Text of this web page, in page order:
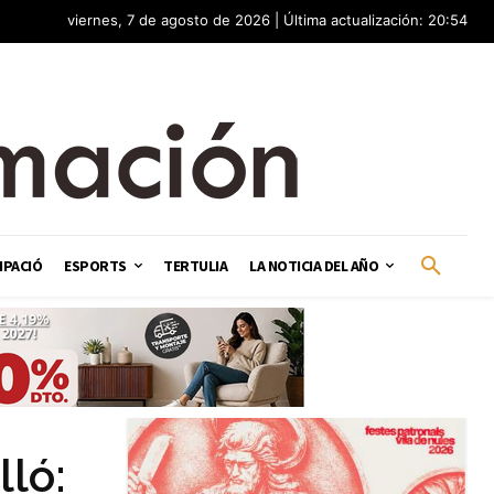
viernes, 7 de agosto de 2026 | Última actualización: 20:54
ESPORTS TERTULIA LA NOTICIA DEL AÑO